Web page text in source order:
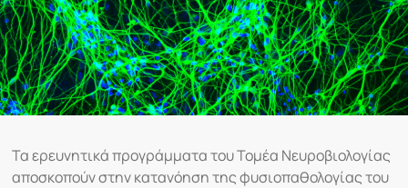
Τα ερευνητικά προγράμματα του Τομέα Νευροβιολογίας
αποσκοπούν στην κατανόηση της φυσιοπαθολογίας του